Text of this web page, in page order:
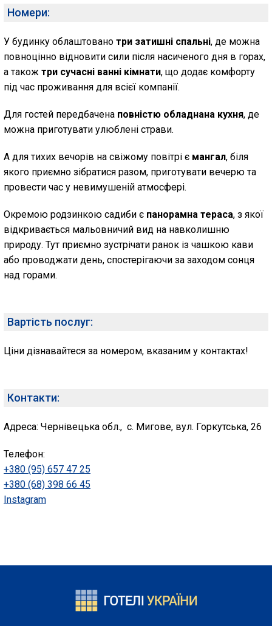
Номери:
У будинку облаштовано три затишні спальні, де можна
повноцінно відновити сили після насиченого дня в горах,
а також три сучасні ванні кімнати, що додає комфорту
під час проживання для всієї компанії.
Для гостей передбачена повністю обладнана кухня, де
можна приготувати улюблені страви.
А для тихих вечорів на свіжому повітрі є мангал, біля
якого приємно зібратися разом, приготувати вечерю та
провести час у невимушеній атмосфері.
Окремою родзинкою садиби є панорамна тераса, з якої
відкривається мальовничий вид на навколишню
природу. Тут приємно зустрічати ранок із чашкою кави
або проводжати день, спостерігаючи за заходом сонця
над горами.
Вартість послуг:
Ціни дізнавайтеся за номером, вказаним у контактах!
Контакти:
Адреса: Чернівецька обл., с. Мигове, вул. Горкутська, 26
Телефон:
+380 (95) 657 47 25
+380 (68) 398 66 45
Instagram